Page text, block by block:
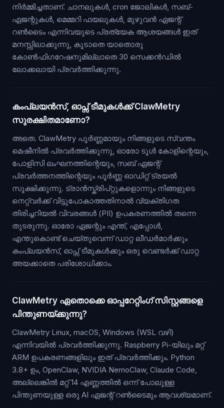
നിർമ്മിച്ചതാണ്. ചാനലുകൾ, cron ജോലികൾ, സബ്-
ഏജന്റുകൾ, മെമ്മറി ഫയലുകൾ, മുഴുവൻ ഏജന്റ്
റൺടൈം എന്നിവയുടെ പ്രത്യേക ആശയങ്ങൾ ഇത്
മനസ്സിലാക്കുന്നു, കൂടാതെ യാതൊരു
കോൺഫിഗറേഷനുമില്ലാതെ 30 സെക്കൻഡിൽ
ലോക്കലായി പ്രവർത്തിക്കുന്നു.
കംപ്ലയൻസ്, ഓപ്സ് ടീമുകൾക്ക് ClawMetry
സുരക്ഷിതമാണോ?
അതെ. ClawMetry പൂർണ്ണമായും നിങ്ങളുടെ സ്വന്തം
മെഷീനിൽ പ്രവർത്തിക്കുന്നു, ഓരോ ടൂൾ കോളിന്റെയും,
പോളിസി ലംഘനത്തിന്റെയും, സബ് ഏജന്റ്
പ്രവർത്തനത്തിന്റെയും പൂർണ്ണ ഓഡിറ്റ് ട്രയൽ
സൂക്ഷിക്കുന്നു. ട്രാൻസ്ക്രിപ്റ്റുകളൊന്നും നിങ്ങളുടെ
നെറ്റ്‌വർക്ക് വിട്ടുപോകാത്തതിനാൽ വ്യക്തിഗത
തിരിച്ചറിയൽ വിവരങ്ങൾ (PII) ഉപകരണത്തിൽ തന്നെ
തുടരുന്നു. ഓരോ ഏജന്റും എന്ത്, എപ്പോൾ,
എന്തുകൊണ്ട് ചെയ്തുവെന്ന് ഡാറ്റ ലീഡർമാർക്കും
കംപ്ലയൻസ്, ഓപ്സ് ടീമുകൾക്കും ഒരു വെണ്ടർക്ക് ഡാറ്റ
അയക്കാതെ പരിശോധിക്കാം.
ClawMetry ഏതൊക്കെ ഓപ്പറേറ്റിംഗ് സിസ്റ്റങ്ങളെ
പിന്തുണയ്ക്കുന്നു?
ClawMetry Linux, macOS, Windows (WSL വഴി)
എന്നിവയിൽ പ്രവർത്തിക്കുന്നു. Raspberry Pi-യിലും മറ്റ്
ARM ഉപകരണങ്ങളിലും ഇത് പ്രവർത്തിക്കും. Python
3.8+ ഉം, OpenClaw, NVIDIA NemoClaw, Claude Code,
അല്ലെങ്കിൽ മറ്റ് 14 എണ്ണത്തിൽ ഒന്ന് പോലുള്ള
പിന്തുണയുള്ള ഒരു AI ഏജന്റ് റൺടൈമും ആവശ്യമാണ്.